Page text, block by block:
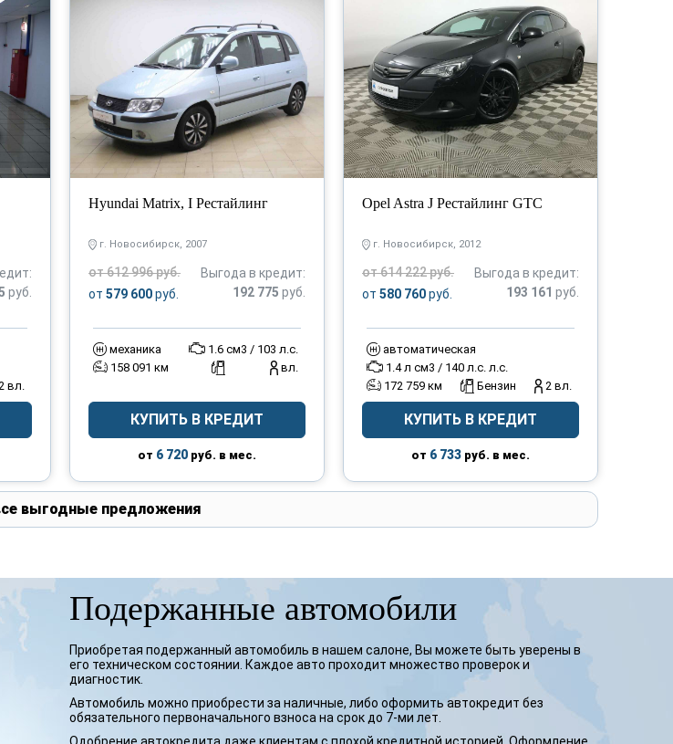
руб.
вл.
Hyundai Matrix, I Рестайлинг
г. Новосибирск, 2007
от 612 996 руб.
от 579 600руб.
Выгода в кредит:
192 775 руб.
механика
1.6 см3 / 103 л.с.
158 091 км
вл.
КУПИТЬ В КРЕДИТ
от 6 720 руб. в мес.
Opel Astra J Рестайлинг GTC
г. Новосибирск, 2012
от 614 222 руб.
от 580 760руб.
Выгода в кредит:
193 161 руб.
автоматическая
1.4 л см3 / 140 л.с. л.с.
172 759 км
Бензин 2 вл.
КУПИТЬ В КРЕДИТ
от 6 733 руб. в мес.
выгодные предложения
Подержанные автомобили
Приобретая подержанный автомобиль в нашем салоне, Вы можете быть уверены в
его техническом состоянии. Каждое авто проходит множество проверок и
диагностик.
Автомобиль можно приобрести за наличные, либо оформить автокредит без
обязательного первоначального взноса на срок до 7-ми лет.